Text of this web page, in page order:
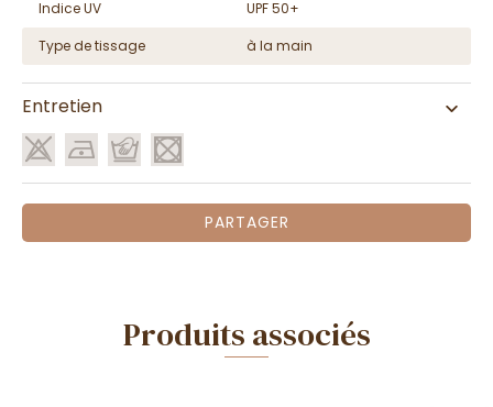
Indice UV
UPF 50+
Type de tissage
à la main
Entretien
PARTAGER
Produits associés